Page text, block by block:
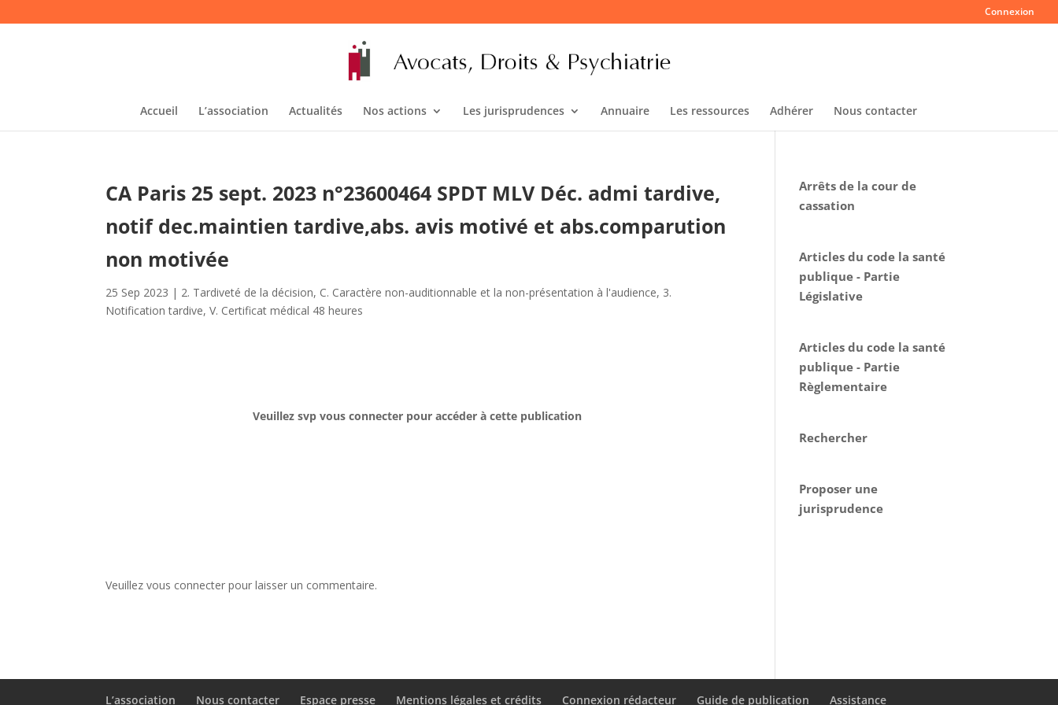
Connexion
Accueil L’association Actualités Nos actions Les jurisprudences Annuaire Les ressources Adhérer Nous contacter
CA Paris 25 sept. 2023 n°23600464 SPDT MLV Déc. admi tardive,
notif dec.maintien tardive,abs. avis motivé et abs.comparution
non motivée
25 Sep 2023 | 2. Tardiveté de la décision, C. Caractère non-auditionnable et la non-présentation à l'audience, 3.
Notification tardive,V. Certificat médical 48 heures
Veuillez svp vous connecter pour accéder à cette publication
Veuillez vous connecter pour laisser un commentaire.
Arrêts de la cour de
cassation
Articles du code la santé
publique - Partie
Législative
Articles du code la santé
publique - Partie
Règlementaire
Rechercher
Proposer une
jurisprudence
L’association Nous contacter Espace presse Mentions légales et crédits Connexion rédacteur Guide de publication Assistance